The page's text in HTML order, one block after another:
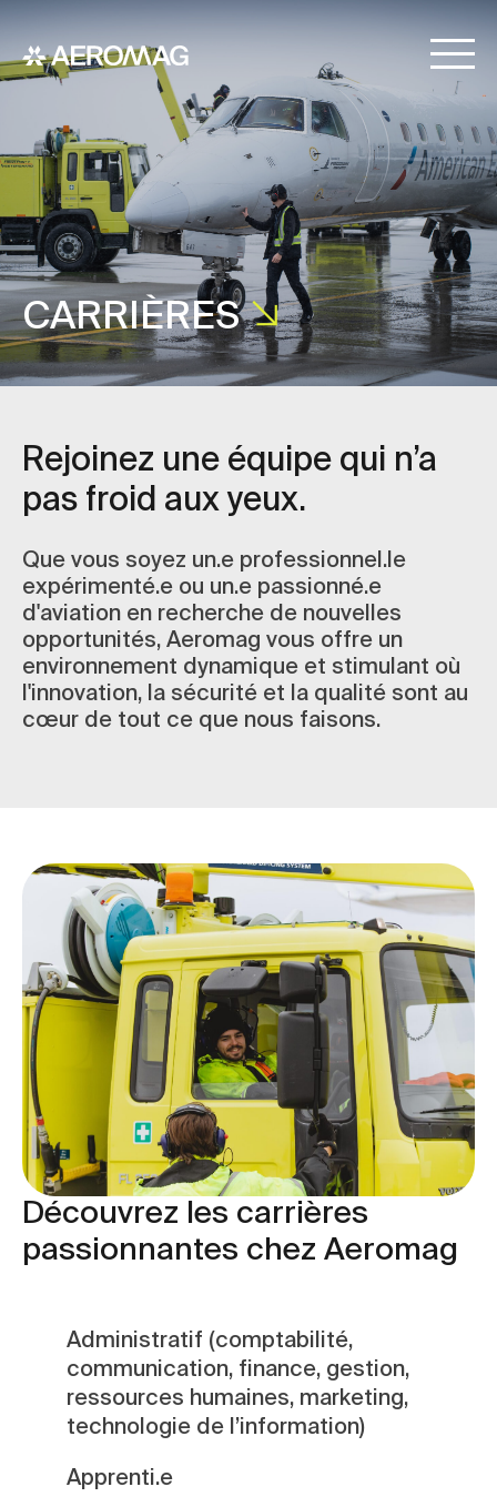
CARRIÈRES
Rejoinez une équipe qui n’a
pas froid aux yeux.
Que vous soyez un.e professionnel.le
expérimenté.e ou un.e passionné.e
d'aviation en recherche de nouvelles
opportunités, Aeromag vous offre un
environnement dynamique et stimulant où
l'innovation, la sécurité et la qualité sont au
cœur de tout ce que nous faisons.
Découvrez les carrières
passionnantes chez Aeromag
Administratif (comptabilité,
communication, finance, gestion,
ressources humaines, marketing,
technologie de l’information)
Apprenti.e